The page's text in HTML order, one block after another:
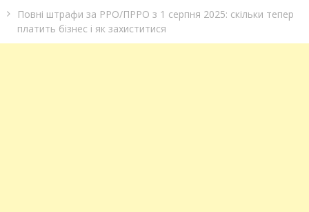
Повні штрафи за РРО/ПРРО з 1 серпня 2025: скільки тепер
платить бізнес і як захиститися